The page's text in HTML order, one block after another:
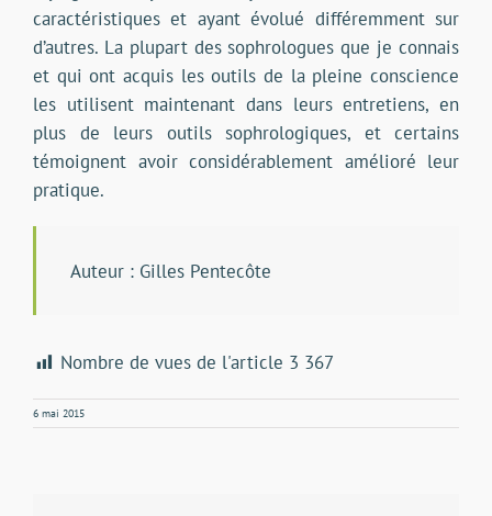
caractéristiques et ayant évolué différemment sur
d’autres. La plupart des sophrologues que je connais
et qui ont acquis les outils de la pleine conscience
les utilisent maintenant dans leurs entretiens, en
plus de leurs outils sophrologiques, et certains
témoignent avoir considérablement amélioré leur
pratique.
Auteur : Gilles Pentecôte
Nombre de vues de l'article 3 367
6 mai 2015